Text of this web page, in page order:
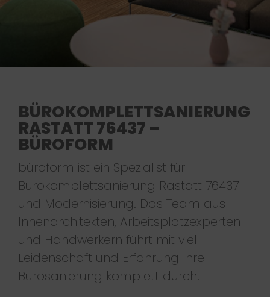
BÜROKOMPLETTSANIERUNG
RASTATT 76437 –
BÜROFORM
büroform ist ein Spezialist für
Bürokomplettsanierung Rastatt 76437
und Modernisierung. Das Team aus
Innenarchitekten, Arbeitsplatzexperten
und Handwerkern führt mit viel
Leidenschaft und Erfahrung Ihre
Bürosanierung komplett durch.